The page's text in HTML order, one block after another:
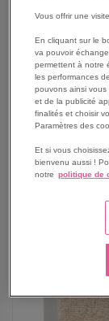
43,00 €
51,60 € TTC
AJOUTER
AUX
Vous offrir une
En cliquant sur le
va pouvoir
permettent à notre
les performances
pouvons ainsi
et de la publicité
finalités et choisir
Paramètres des
Et si vous
bienvenu aussi !
notre politique de